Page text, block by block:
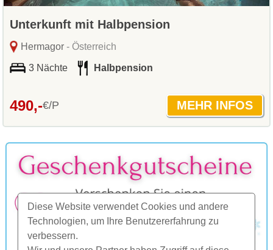
Diese Website verwendet Cookies und andere
Technologien, um Ihre Benutzererfahrung zu
verbessern.
Unterkunft mit Halbpension
Hermagor- Österreich
3 Nächte Halbpension
490,-€/P